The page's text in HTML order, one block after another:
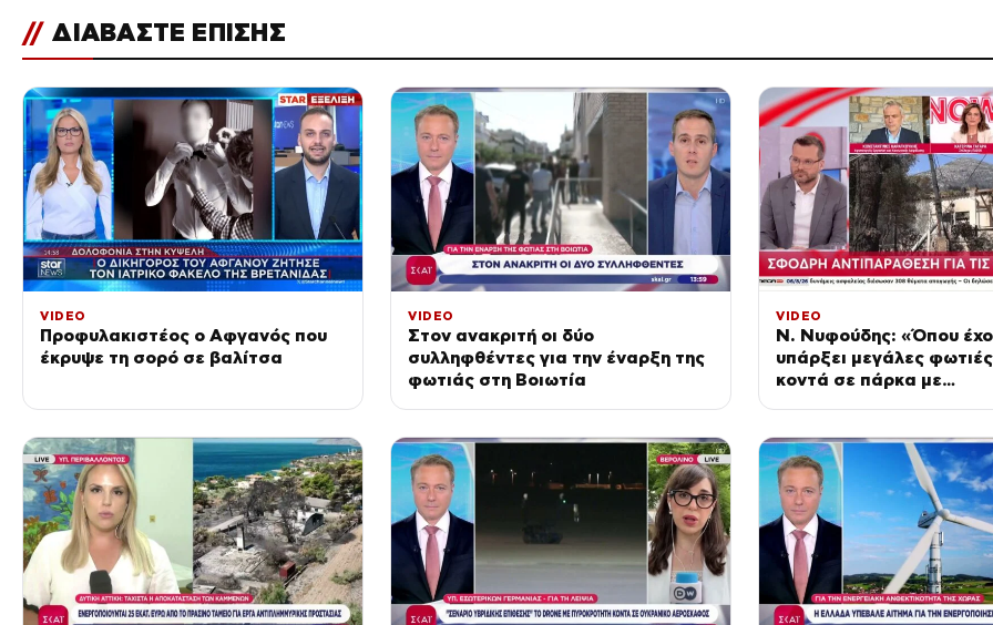
// ΔΙΑΒΑΣΤΕ ΕΠΙΣΗΣ
VIDEO
Προφυλακιστέος ο Αφγανός που
έκρυψε τη σορό σε βαλίτσα
VIDEO
Στον ανακριτή οι δύο
συλληφθέντες για την έναρξη της
φωτιάς στη Βοιωτία
VIDEO
Ν. Νυφούδης: «Όπου
υπάρξει μεγάλες φωτιές
κοντά σε πάρκα με